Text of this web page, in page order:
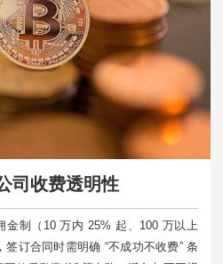
司收费透明性
金制（10 万内 25% 起、100 万以上
订合同时需明确 “不成功不收费” 条